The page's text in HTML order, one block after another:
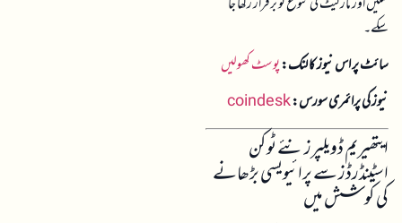
سکے۔
سائٹ پر اس نیوز کا لنک:پوسٹ کھولیں
نیوز کی پرائمری سورس:coindesk
ایتھیریم ڈویلپرز نئے ٹوکن
اسٹینڈرڈز سے پرائیویسی بڑھانے
کی کوشش میں